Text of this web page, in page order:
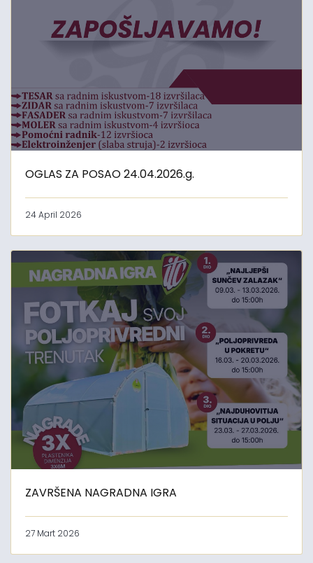
OGLAS ZA POSAO 24.04.2026.g.
24 April 2026
ZAVRŠENA NAGRADNA IGRA
27 Mart 2026